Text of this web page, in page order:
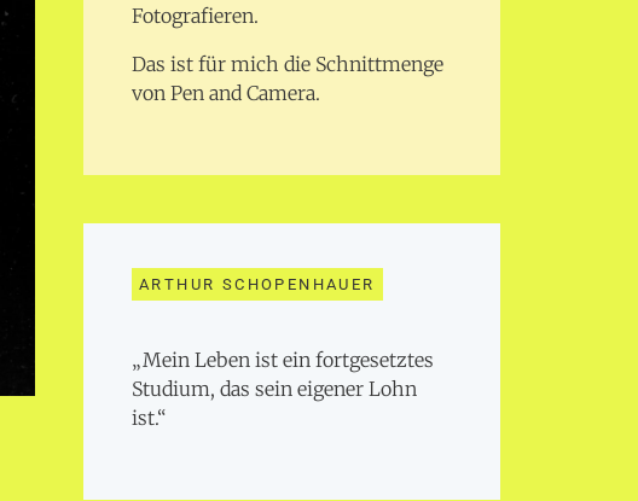
Fotografieren.
Das ist für mich die Schnittmenge
von Pen and Camera.
ARTHUR SCHOPENHAUER
„Mein Leben ist ein fortgesetztes
Studium, das sein eigener Lohn
ist.“